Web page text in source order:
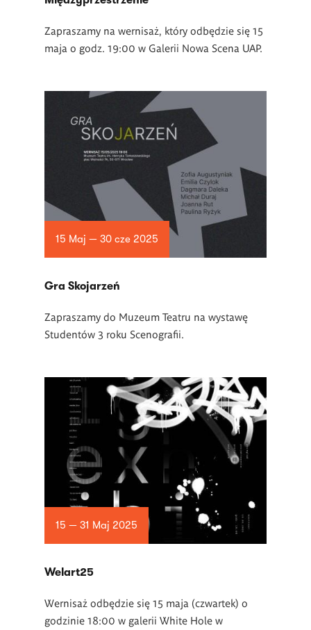
Zapraszamy na wernisaż, który odbędzie się 15
maja o godz. 19:00 w Galerii Nowa Scena UAP.
15 Maj — 30 cze 2025
Gra Skojarzeń
Zapraszamy do Muzeum Teatru na wystawę
Studentów 3 roku Scenografii.
15 — 31 Maj 2025
Welart25
Wernisaż odbędzie się 15 maja (czwartek) o
godzinie 18:00 w galerii White Hole w